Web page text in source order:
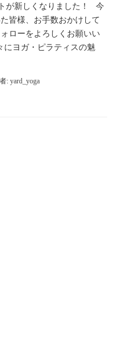
が新しくなりました！ 今
皆様、お手数おかけして
ローをよろしくお願いい
にヨガ・ピラティスの魅
: yard_yoga